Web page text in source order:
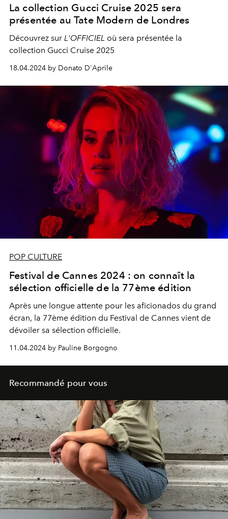
La collection Gucci Cruise 2025 sera
présentée au Tate Modern de Londres
Découvrez sur L'OFFICIEL où sera présentée la
collection Gucci Cruise 2025
18.04.2024 by Donato D'Aprile
POP CULTURE
Festival de Cannes 2024 : on connaît la
sélection officielle de la 77ème édition
Après une longue attente pour les aficionados du grand
écran, la 77ème édition du Festival de Cannes vient de
dévoiler sa sélection officielle.
11.04.2024 by Pauline Borgogno
Recommandé pour vous